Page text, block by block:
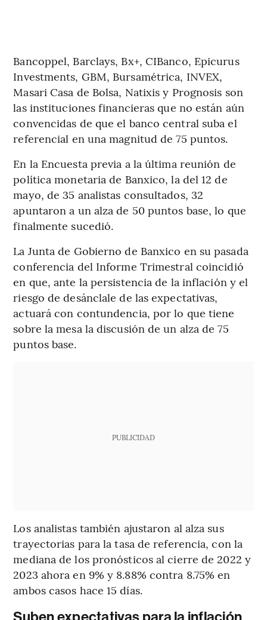
Bancoppel, Barclays, Bx+, CIBanco, Epicurus
Investments, GBM, Bursamétrica, INVEX,
Masari Casa de Bolsa, Natixis y Prognosis son
las instituciones financieras que no están aún
convencidas de que el banco central suba el
referencial en una magnitud de 75 puntos.
En la Encuesta previa a la última reunión de
política monetaria de Banxico, la del 12 de
mayo, de 35 analistas consultados, 32
apuntaron a un alza de 50 puntos base, lo que
finalmente sucedió.
La Junta de Gobierno de Banxico en su pasada
conferencia del Informe Trimestral coincidió
en que, ante la persistencia de la inflación y el
riesgo de desánclale de las expectativas,
actuará con contundencia, por lo que tiene
sobre la mesa la discusión de un alza de 75
puntos base.
PUBLICIDAD
Los analistas también ajustaron al alza sus
trayectorias para la tasa de referencia, con la
mediana de los pronósticos al cierre de 2022 y
2023 ahora en 9% y 8.88% contra 8.75% en
ambos casos hace 15 días.